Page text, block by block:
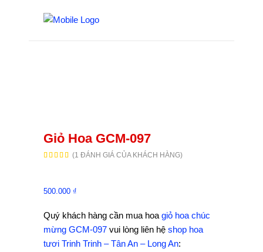
Giỏ Hoa GCM-097
5.00
1
giá
(1 ĐÁNH GIÁ CỦA KHÁCH HÀNG)
500.000 ₫
Quý khách hàng cần mua hoa giỏ hoa chúc
mừng GCM-097 vui lòng liên hệ shop hoa
tươi Trinh Trinh – Tân An – Long An: